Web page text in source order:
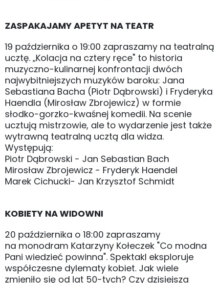
ZASPAKAJAMY APETYT NA TEATR
19 października o 19:00 zapraszamy na teatralną
ucztę. „Kolacja na cztery ręce" to historia
muzyczno-kulinarnej konfrontacji dwóch
najwybitniejszych muzyków baroku: Jana
Sebastiana Bacha (Piotr Dąbrowski) i Fryderyka
Haendla (Mirosław Zbrojewicz) w formie
słodko-gorzko-kwaśnej komedii. Na scenie
ucztują mistrzowie, ale to wydarzenie jest także
wytrawną teatralną ucztą dla widza.
Występują:
Piotr Dąbrowski - Jan Sebastian Bach
Mirosław Zbrojewicz - Fryderyk Haendel
Marek Cichucki- Jan Krzysztof Schmidt
KOBIETY NA WIDOWNI
20 października o 18:00 zapraszamy
na monodram Katarzyny Kołeczek "Co modna
Pani wiedzieć powinna". Spektakl eksploruje
współczesne dylematy kobiet. Jak wiele
zmieniło się od lat 50-tych? Czy dzisiejsza